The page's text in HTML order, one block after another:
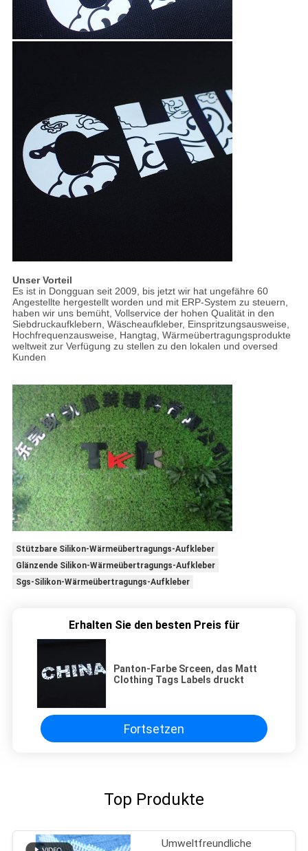
Unser Vorteil
Es ist in Dongguan seit 2009, bis jetzt wir hat ungefähre 60
Angestellte hergestellt worden und mit ERP-System zu steuern,
haben wir uns bemüht, Vollservice der hohen Qualität in den
Siebdruckaufklebern, Wäscheaufkleber, Einspritzungsausweise,
Hochfrequenzausweise, Hangtag, Wärmeübertragungsprodukte
weltweit zur Verfügung zu stellen zu den lokalen und oversed
Kunden
Stützbare Silikon-Wärmeübertragungs-Aufkleber
Glänzende Silikon-Wärmeübertragungs-Aufkleber
Sgs-Silikon-Wärmeübertragungs-Aufkleber
Erhalten Sie den besten Preis für
Panton-Farbe Srceen, das Matt
Clothing Tags Labels druckt
Fortsetzen
Top Produkte
Umweltfreundliche